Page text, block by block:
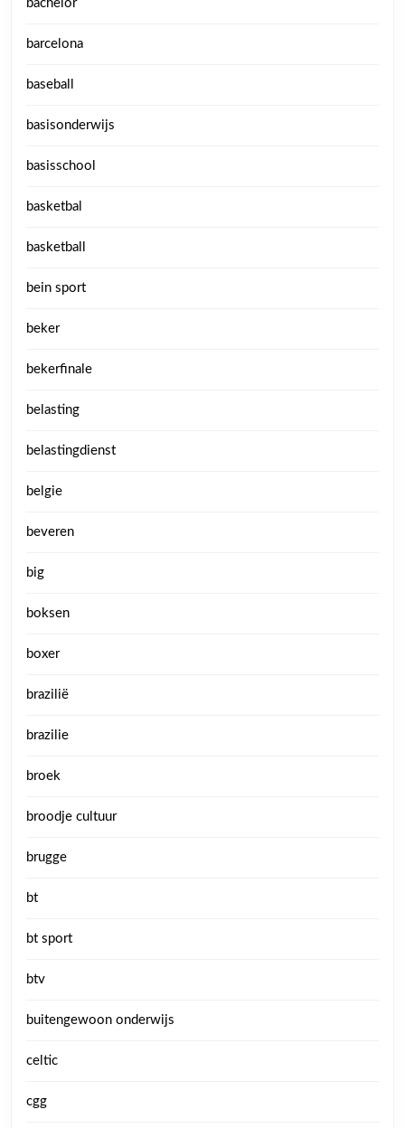
bachelor
barcelona
baseball
basisonderwijs
basisschool
basketbal
basketball
bein sport
beker
bekerfinale
belasting
belastingdienst
belgie
beveren
big
boksen
boxer
brazilië
brazilie
broek
broodje cultuur
brugge
bt
bt sport
btv
buitengewoon onderwijs
celtic
cgg